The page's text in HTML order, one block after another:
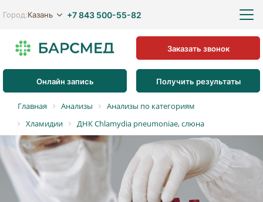
Город:Казань +7 843 500-55-82
Онлайн запись Получить результаты
Заказать звонок
Главная Анализы
Анализы по категориям
Хламидии
ДНК Chlamydia pneumoniae, слюна